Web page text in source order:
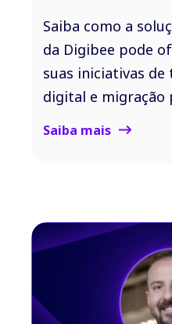
Saiba como a
da Digibee pode
suas iniciativas
digital e migração
Saiba mais